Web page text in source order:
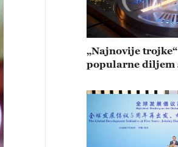
„Najnovije
popularne diljem